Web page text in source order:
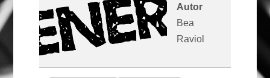
Autor
Bea
Raviol